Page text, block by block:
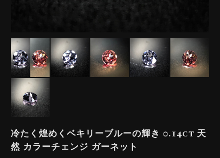
冷たく煌めくベキリーブルーの輝き 0.14ct 天
然 カラーチェンジ ガーネット